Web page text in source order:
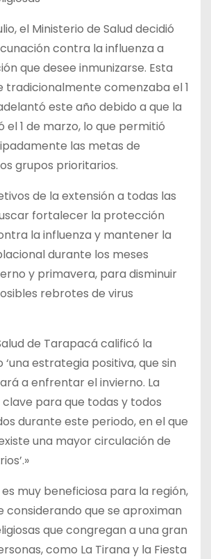
el Ministerio de Salud decidió
contra la influenza a
que desee inmunizarse. Esta
tradicionalmente comenzaba el 1
este año debido a que la
el 1 de marzo, lo que permitió
las metas de
grupos prioritarios.
de la extensión a todas las
fortalecer la protección
la influenza y mantener la
durante los meses
y primavera, para disminuir
rebrotes de virus
de Tarapacá calificó la
estrategia positiva, que sin
a enfrentar el invierno. La
para que todas y todos
durante este periodo, en el que
una mayor circulación de
es muy beneficiosa para la región,
considerando que se aproximan
que congregan a una gran
como La Tirana y la Fiesta